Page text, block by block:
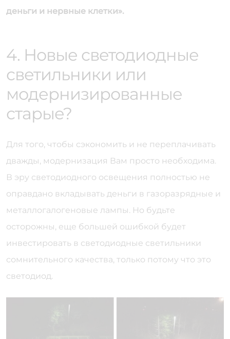
деньги и нервные клетки».
4. Новые светодиодные
светильники или
модернизированные
старые?
Для того, чтобы сэкономить и не переплачивать
дважды, модернизация Вам просто необходима.
В эру светодиодного освещения полностью не
оправдано вкладывать деньги в газоразрядные и
металлогалогеновые лампы. Но будьте
осторожны, еще большей ошибкой будет
инвестировать в светодиодные светильники
сомнительного качества, только потому что это
светодиод.